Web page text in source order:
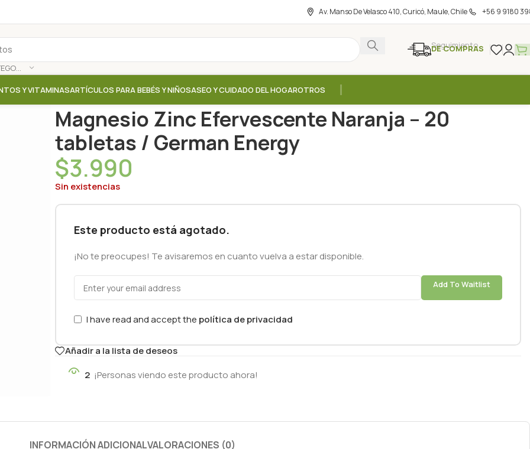
Av. Manso De Velasco 410, Curicó, Maule, Chile +56 9 9180
SELECCIONAR CATEGORÍA
Seguimiento
DE COMPRAS
Y VITAMINASARTÍCULOS PARA BEBÉS Y NIÑOSASEO Y CUIDADO DEL HOGAROTROS
Magnesio Zinc Efervescente Naranja – 20
tabletas / German Energy
$3.990
Sin existencias
Este producto está agotado.
¡No te preocupes! Te avisaremos en cuanto vuelva a estar disponible.
Add To Waitlist
I have read and accept the política de privacidad
Añadir a la lista de deseos
2 ¡Personas viendo este producto ahora!
INFORMACIÓN ADICIONALVALORACIONES (0)